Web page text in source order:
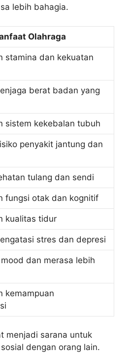
lebih bahagia.
Olahraga
stamina dan kekuatan
berat badan yang
sistem kekebalan tubuh
penyakit jantung dan
tulang dan sendi
fungsi otak dan kognitif
kualitas tidur
stres dan depresi
dan merasa lebih
kemampuan
menjadi sarana untuk
dengan orang lain.